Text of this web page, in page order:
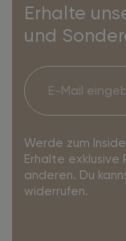
Erhalte
und
Werde zum
Erhalte
anderen. Du
widerrufen.